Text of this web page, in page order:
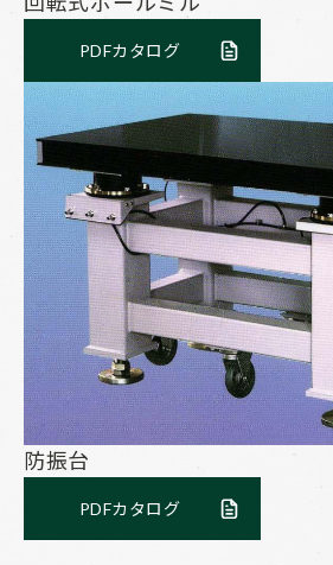
PDFカタログ
防振台
PDFカタログ